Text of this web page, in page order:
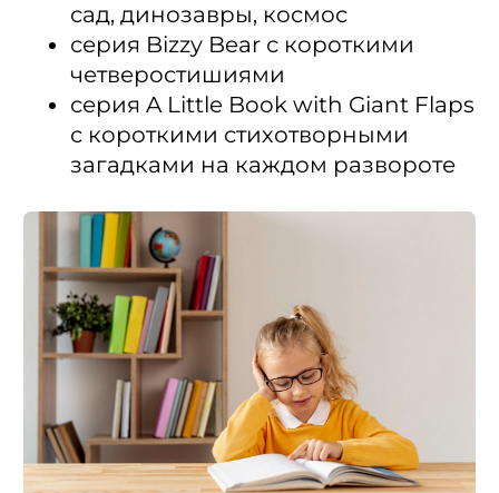
сад, динозавры, космос
серия Bizzy Bear с короткими
четверостишиями
серия A Little Book with Giant Flaps
с короткими стихотворными
загадками на каждом развороте